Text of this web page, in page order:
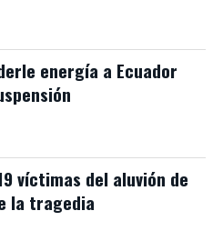
energía a Ecuador
víctimas del aluvión de
la tragedia